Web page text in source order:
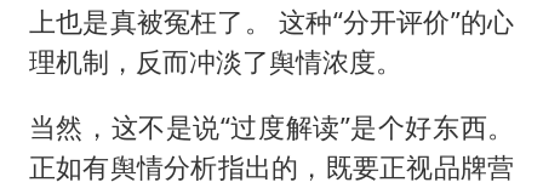
上也是真被冤枉了。 这种“分开评价”的心
理机制，反而冲淡了舆情浓度。
当然，这不是说“过度解读”是个好东西。
正如有舆情分析指出的，既要正视品牌营